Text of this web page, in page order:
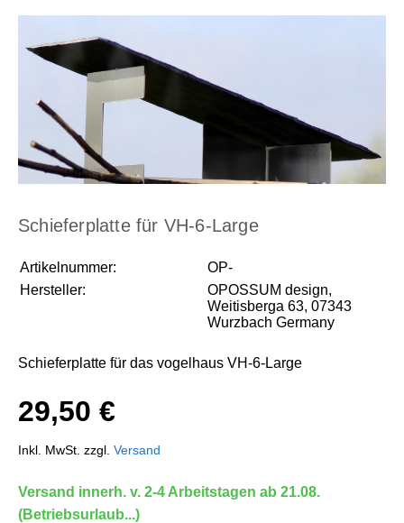
Schieferplatte für VH-6-Large
Artikelnummer:
OP-
Hersteller:
OPOSSUM design,
Weitisberga 63, 07343
Wurzbach Germany
Schieferplatte für das vogelhaus VH-6-Large
29,50 €
Inkl. MwSt. zzgl. Versand
Versand innerh. v. 2-4 Arbeitstagen ab 21.08.
(Betriebsurlaub...)